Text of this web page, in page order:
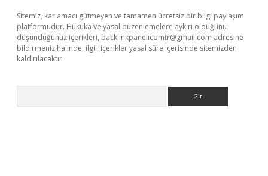
Sitemiz, kar amacı gütmeyen ve tamamen ücretsiz bir bilgi paylaşım
platformudur. Hukuka ve yasal düzenlemelere aykırı olduğunu
düşündüğünüz içerikleri, backlinkpanelicomtr@gmail.com adresine
bildirmeniz halinde, ilgili içerikler yasal süre içerisinde sitemizden
kaldırılacaktır.